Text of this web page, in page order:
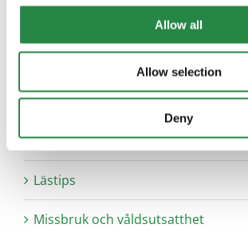
Allow all
Allow selection
Deny
Kvinnojoursrörelsen
Lagstiftning
Lästips
Missbruk och våldsutsatthet